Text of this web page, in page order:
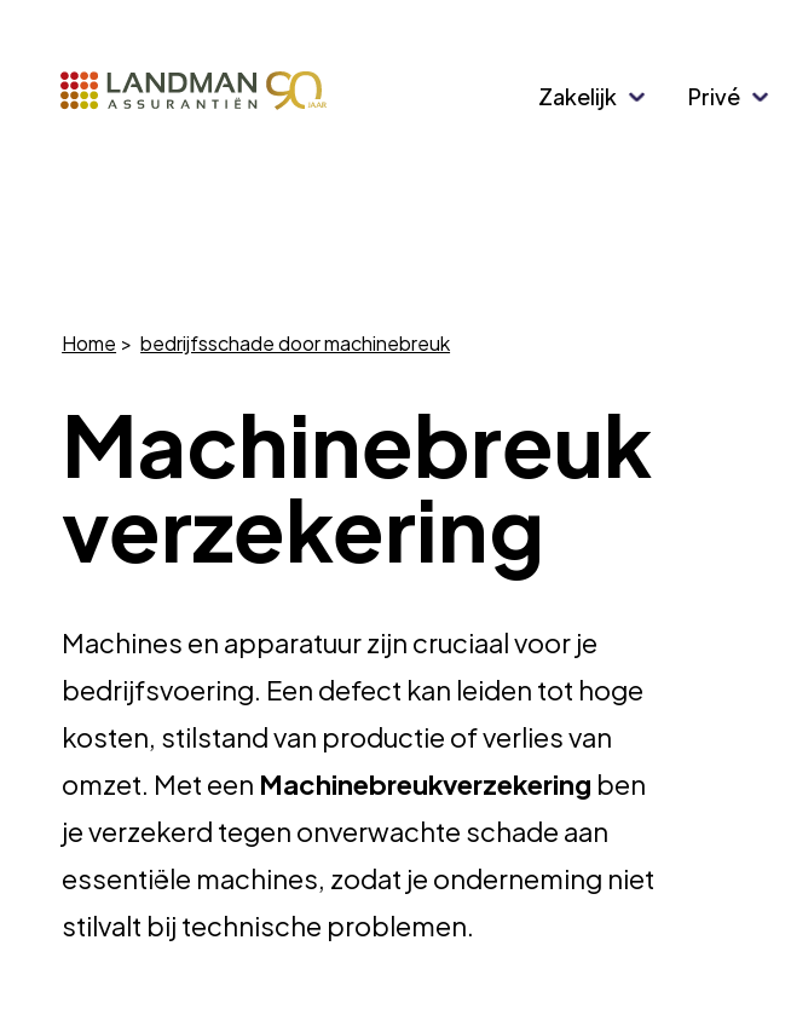
Zakelijk Privé
Home bedrijfsschade door machinebreuk
Machinebreuk
verzekering
Machines en apparatuur zijn cruciaal voor je
bedrijfsvoering. Een defect kan leiden tot hoge
kosten, stilstand van productie of verlies van
omzet. Met een Machinebreukverzekering ben
je verzekerd tegen onverwachte schade aan
essentiële machines, zodat je onderneming niet
stilvalt bij technische problemen.